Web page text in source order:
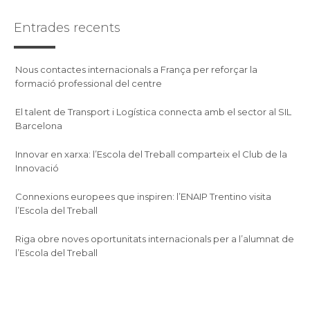
Entrades recents
Nous contactes internacionals a França per reforçar la
formació professional del centre
El talent de Transport i Logística connecta amb el sector al SIL
Barcelona
Innovar en xarxa: l’Escola del Treball comparteix el Club de la
Innovació
Connexions europees que inspiren: l’ENAIP Trentino visita
l’Escola del Treball
Riga obre noves oportunitats internacionals per a l’alumnat de
l’Escola del Treball